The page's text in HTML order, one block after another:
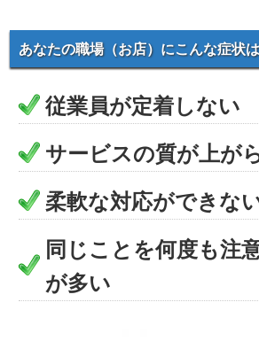
あなたの職場（お店）にこんな症状
従業員が定着しない
サービスの質が上が
柔軟な対応ができな
同じことを何度も注
が多い